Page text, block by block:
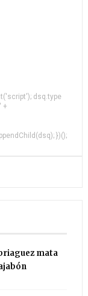
dsq.type
+
})();
mata